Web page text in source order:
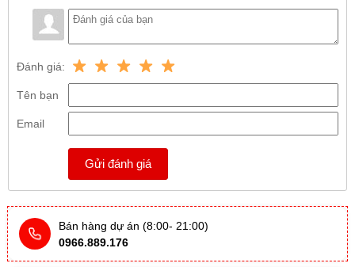
Đánh giá:
Tên bạn
Email
Gửi đánh giá
Bán hàng dự án (8:00- 21:00)
0966.889.176